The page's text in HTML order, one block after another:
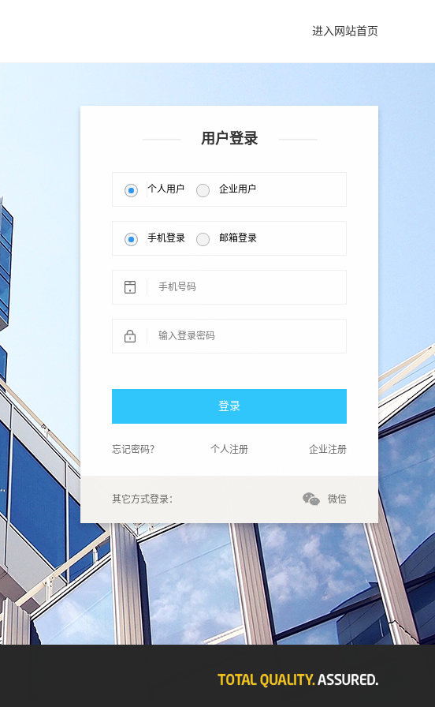
进入网站首页
用户登录
个人用户 企业用户
手机登录 邮箱登录
登录
忘记密码？ 个人注册 企业注册
其它方式登录： 微信